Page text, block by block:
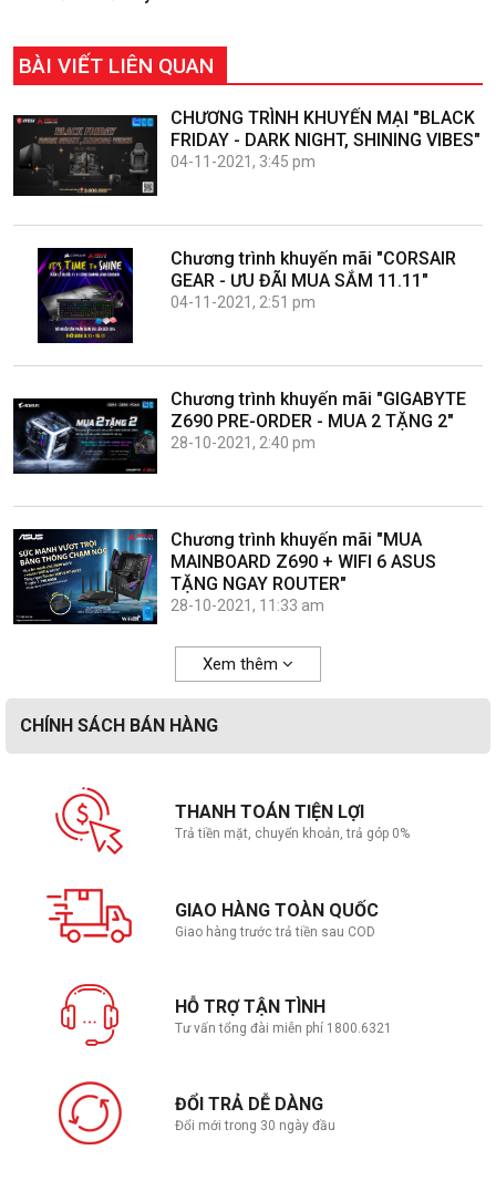
BÀI VIẾT LIÊN QUAN
CHƯƠNG TRÌNH KHUYẾN MẠI "BLACK
FRIDAY - DARK NIGHT, SHINING VIBES"
04-11-2021, 3:45 pm
Chương trình khuyến mãi "CORSAIR
GEAR - ƯU ĐÃI MUA SẮM 11.11"
04-11-2021, 2:51 pm
Chương trình khuyến mãi "GIGABYTE
Z690 PRE-ORDER - MUA 2 TẶNG 2"
28-10-2021, 2:40 pm
Chương trình khuyến mãi "MUA
MAINBOARD Z690 + WIFI 6 ASUS
TẶNG NGAY ROUTER"
28-10-2021, 11:33 am
Xem thêm
CHÍNH SÁCH BÁN HÀNG
THANH TOÁN TIỆN LỢI
Trả tiền mặt, chuyển khoản, trả góp 0%
GIAO HÀNG TOÀN QUỐC
Giao hàng trước trả tiền sau COD
HỖ TRỢ TẬN TÌNH
Tư vấn tổng đài miễn phí 1800.6321
ĐỔI TRẢ DỄ DÀNG
Đổi mới trong 30 ngày đầu